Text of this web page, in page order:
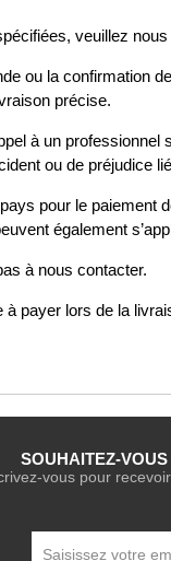
veuillez
ou la confirmation
précise.
à un professionnel
ou de préjudice
pour le paiement
également
à nous contacter.
payer lors de la
SOUHAITEZ-
vous pour